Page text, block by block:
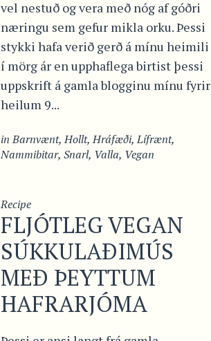
vel nestuð og vera með nóg af góðri
næringu sem gefur mikla orku. Þessi
stykki hafa verið gerð á mínu heimili
í mörg ár en upphaflega birtist þessi
uppskrift á gamla blogginu mínu fyrir
heilum 9...
inBarnvænt,Hollt,Hráfæði,Lífrænt,
Nammibitar, Snarl, Valla, Vegan
Recipe
FLJÓTLEG VEGAN
SÚKKULAÐIMÚS
MEÐ ÞEYTTUM
HAFRARJÓMA